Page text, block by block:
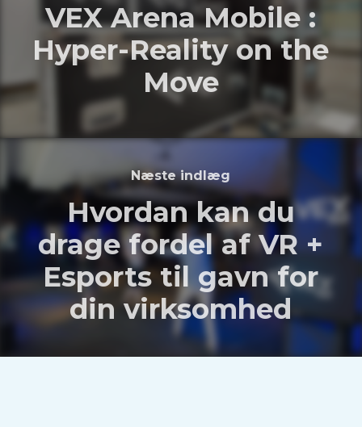
VEX Arena Mobile :
Hyper-Reality on the
Move
Næste indlæg
Hvordan kan du
drage fordel af VR +
Esports til gavn for
din virksomhed